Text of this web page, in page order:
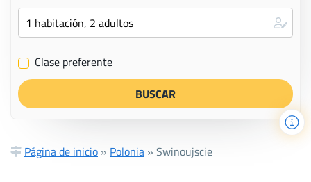
✔ Clase preferente
Página de inicio » Polonia » Swinoujscie